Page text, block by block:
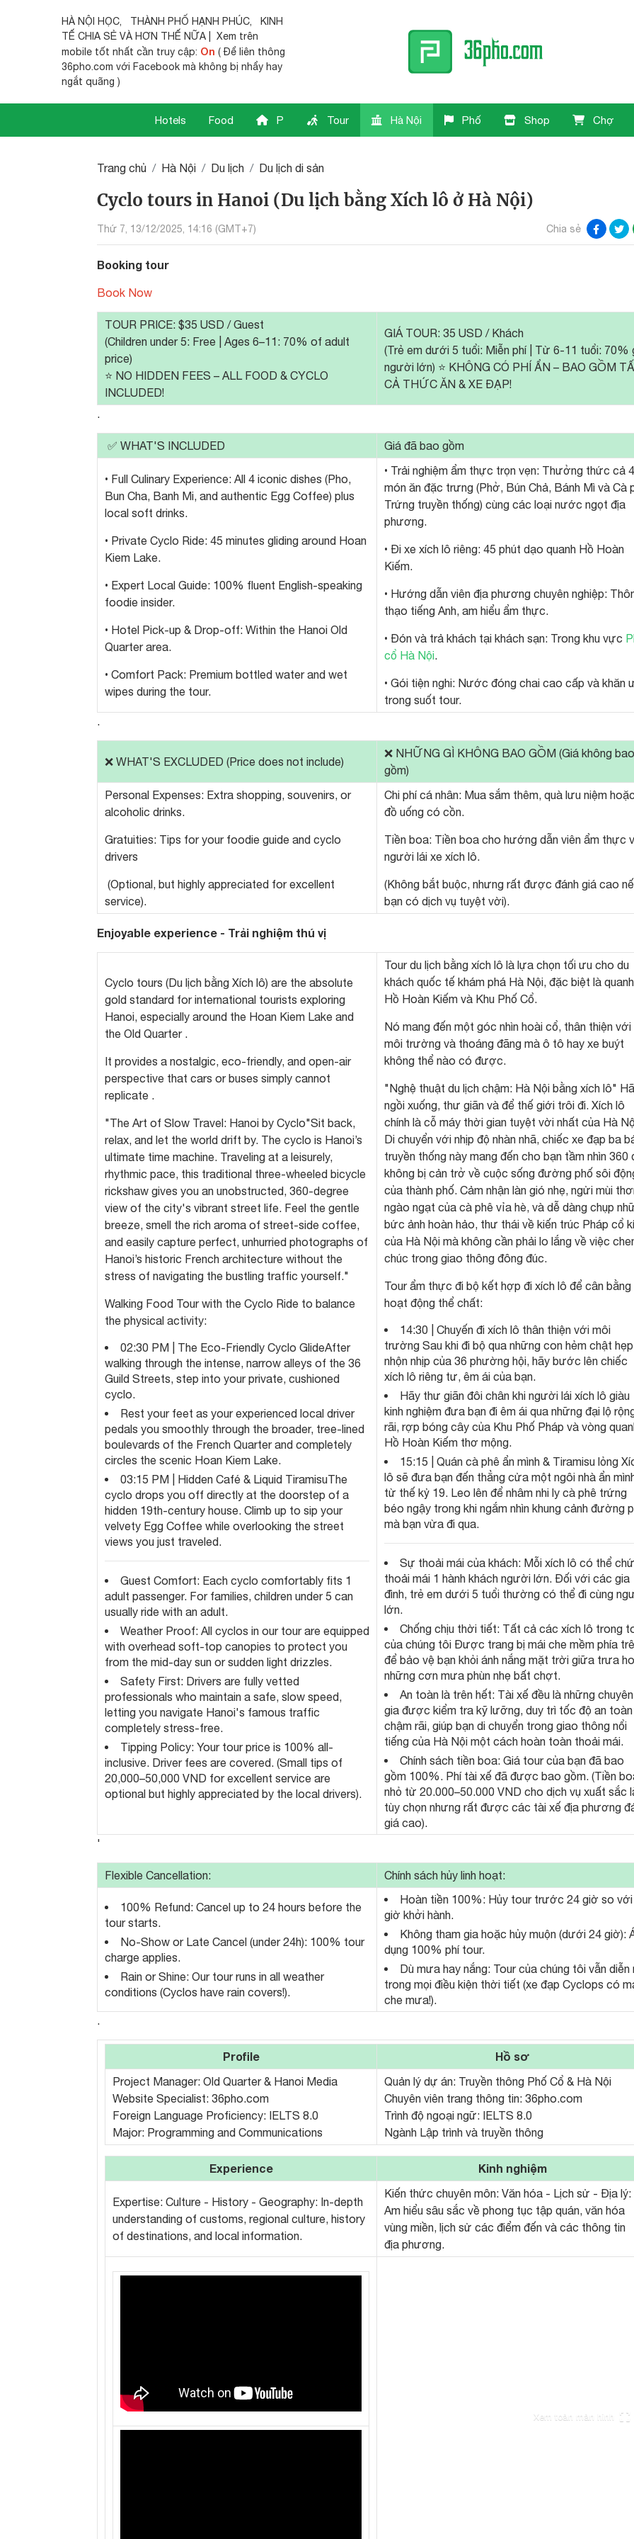
HÀ NỘI HỌC, THÀNH PHỐ HẠNH PHÚC,
KINH
TẾ CHIA SẺ VÀ HƠN THẾ NỮA | Xem trên
mobile tốt nhất cần truy cập: On ( Để liên thông
36pho.com với Facebook mà không bị nhẩy hay
ngắt quãng )
Hotels Food P Tour Hà Nội Phố Shop Chợ
Trang chủ Hà Nội Du lịch Du lịch di sản
Cyclo tours in Hanoi (Du lịch bằng Xích lô ở Hà Nội)
Thứ 7, 13/12/2025, 14:16 (GMT+7) Chia sẻ
Booking tour
Book Now
TOUR PRICE: $35 USD / Guest
(Children under 5: Free | Ages 6–11: 70% of adult
price)
⭐️ NO HIDDEN FEES – ALL FOOD & CYCLO
INCLUDED!
GIÁ TOUR: 35 USD / Khách
(Trẻ em dưới 5 tuổi: Miễn phí | Từ 6-11 tuổi: 70%
người lớn) ⭐️ KHÔNG CÓ PHÍ ẨN – BAO GỒM
CẢ THỨC ĂN & XE ĐẠP!
.
✅ WHAT'S INCLUDED Giá đã bao gồm
• Full Culinary Experience: All 4 iconic dishes (Pho,
Bun Cha, Banh Mi, and authentic Egg Coffee) plus
local soft drinks.
• Private Cyclo Ride: 45 minutes gliding around Hoan
Kiem Lake.
• Expert Local Guide: 100% fluent English-speaking
foodie insider.
• Hotel Pick-up & Drop-off: Within the Hanoi Old
Quarter area.
• Comfort Pack: Premium bottled water and wet
wipes during the tour.
• Trải nghiệm ẩm thực trọn vẹn: Thưởng thức cả 4
món ăn đặc trưng (Phở, Bún Chả, Bánh Mì và Cà
Trứng truyền thống) cùng các loại nước ngọt địa
phương.
• Đi xe xích lô riêng: 45 phút dạo quanh Hồ Hoàn
Kiếm.
• Hướng dẫn viên địa phương chuyên nghiệp:
thạo tiếng Anh, am hiểu ẩm thực.
• Đón và trả khách tại khách sạn: Trong khu vực
cổ Hà Nội.
• Gói tiện nghi: Nước đóng chai cao cấp và khăn
trong suốt tour.
.
❌ WHAT'S EXCLUDED (Price does not include)
❌ NHỮNG GÌ KHÔNG BAO GỒM (Giá không bao
gồm)
Personal Expenses: Extra shopping, souvenirs, or
alcoholic drinks.
Gratuities: Tips for your foodie guide and cyclo
drivers
(Optional, but highly appreciated for excellent
service).
Chi phí cá nhân: Mua sắm thêm, quà lưu niệm hoặc
đồ uống có cồn.
Tiền boa: Tiền boa cho hướng dẫn viên ẩm thực
người lái xe xích lô.
(Không bắt buộc, nhưng rất được đánh giá cao
bạn có dịch vụ tuyệt vời).
Enjoyable experience - Trải nghiệm thú vị
Cyclo tours (Du lịch bằng Xích lô) are the absolute
gold standard for international tourists exploring
Hanoi, especially around the Hoan Kiem Lake and
the Old Quarter .
It provides a nostalgic, eco-friendly, and open-air
perspective that cars or buses simply cannot
replicate .
"The Art of Slow Travel: Hanoi by Cyclo"Sit back,
relax, and let the world drift by. The cyclo is Hanoi’s
ultimate time machine. Traveling at a leisurely,
rhythmic pace, this traditional three-wheeled bicycle
rickshaw gives you an unobstructed, 360-degree
view of the city's vibrant street life. Feel the gentle
breeze, smell the rich aroma of street-side coffee,
and easily capture perfect, unhurried photographs of
Hanoi’s historic French architecture without the
stress of navigating the bustling traffic yourself."
Walking Food Tour with the Cyclo Ride to balance
the physical activity:
02:30 PM | The Eco-Friendly Cyclo GlideAfter
walking through the intense, narrow alleys of the 36
Guild Streets, step into your private, cushioned
cyclo.
Rest your feet as your experienced local driver
pedals you smoothly through the broader, tree-lined
boulevards of the French Quarter and completely
circles the scenic Hoan Kiem Lake.
03:15 PM | Hidden Café & Liquid TiramisuThe
cyclo drops you off directly at the doorstep of a
hidden 19th-century house. Climb up to sip your
velvety Egg Coffee while overlooking the street
views you just traveled.
Guest Comfort: Each cyclo comfortably fits 1
adult passenger. For families, children under 5 can
usually ride with an adult.
Weather Proof: All cyclos in our tour are equipped
with overhead soft-top canopies to protect you
from the mid-day sun or sudden light drizzles.
Safety First: Drivers are fully vetted
professionals who maintain a safe, slow speed,
letting you navigate Hanoi's famous traffic
completely stress-free.
Tipping Policy: Your tour price is 100% all-
inclusive. Driver fees are covered. (Small tips of
20,000–50,000 VND for excellent service are
optional but highly appreciated by the local drivers).
Tour du lịch bằng xích lô là lựa chọn tối ưu cho du
khách quốc tế khám phá Hà Nội, đặc biệt là quanh
Hồ Hoàn Kiếm và Khu Phố Cổ.
Nó mang đến một góc nhìn hoài cổ, thân thiện với
môi trường và thoáng đãng mà ô tô hay xe buýt
không thể nào có được.
"Nghệ thuật du lịch chậm: Hà Nội bằng xích lô"
ngồi xuống, thư giãn và để thế giới trôi đi. Xích lô
chính là cỗ máy thời gian tuyệt vời nhất của Hà
Di chuyển với nhịp độ nhàn nhã, chiếc xe đạp ba
truyền thống này mang đến cho bạn tầm nhìn 360
không bị cản trở về cuộc sống đường phố sôi
của thành phố. Cảm nhận làn gió nhẹ, ngửi mùi
ngào ngạt của cà phê vỉa hè, và dễ dàng chụp
bức ảnh hoàn hảo, thư thái về kiến ​​trúc Pháp cổ
của Hà Nội mà không cần phải lo lắng về việc
chúc trong giao thông đông đúc.
Tour ẩm thực đi bộ kết hợp đi xích lô để cân bằng
hoạt động thể chất:
14:30 | Chuyến đi xích lô thân thiện với môi
trường Sau khi đi bộ qua những con hẻm chật
nhộn nhịp của 36 phường hội, hãy bước lên chiếc
xích lô riêng tư, êm ái của bạn.
Hãy thư giãn đôi chân khi người lái xích lô giàu
kinh nghiệm đưa bạn đi êm ái qua những đại lộ
rãi, rợp bóng cây của Khu Phố Pháp và vòng
Hồ Hoàn Kiếm thơ mộng.
15:15 | Quán cà phê ẩn mình & Tiramisu lỏng
lô sẽ đưa bạn đến thẳng cửa một ngôi nhà ẩn
từ thế kỷ 19. Leo lên để nhâm nhi ly cà phê trứng
béo ngậy trong khi ngắm nhìn khung cảnh đường
mà bạn vừa đi qua.
Sự thoải mái của khách: Mỗi xích lô có thể
thoải mái 1 hành khách người lớn. Đối với các gia
đình, trẻ em dưới 5 tuổi thường có thể đi cùng
lớn.
Chống chịu thời tiết: Tất cả các xích lô trong
của chúng tôi Được trang bị mái che mềm phía
để bảo vệ bạn khỏi ánh nắng mặt trời giữa trưa
những cơn mưa phùn nhẹ bất chợt.
An toàn là trên hết: Tài xế đều là những chuyên
gia được kiểm tra kỹ lưỡng, duy trì tốc độ an
chậm rãi, giúp bạn di chuyển trong giao thông nổi
tiếng của Hà Nội một cách hoàn toàn thoải mái.
Chính sách tiền boa: Giá tour của bạn đã bao
gồm 100%. Phí tài xế đã được bao gồm. (Tiền
nhỏ từ 20.000–50.000 VND cho dịch vụ xuất sắc
tùy chọn nhưng rất được các tài xế địa phương
giá cao).
'
Flexible Cancellation: Chính sách hủy linh hoạt:
100% Refund: Cancel up to 24 hours before the
tour starts.
No-Show or Late Cancel (under 24h): 100% tour
charge applies.
Rain or Shine: Our tour runs in all weather
conditions (Cyclos have rain covers!).
Hoàn tiền 100%: Hủy tour trước 24 giờ so với
giờ khởi hành.
Không tham gia hoặc hủy muộn (dưới 24 giờ):
dụng 100% phí tour.
Dù mưa hay nắng: Tour của chúng tôi vẫn diễn
trong mọi điều kiện thời tiết (xe đạp Cyclops có
che mưa!).
.
Profile Hồ sơ
Project Manager: Old Quarter & Hanoi Media
Website Specialist: 36pho.com
Foreign Language Proficiency: IELTS 8.0
Major: Programming and Communications
Quản lý dự án: Truyền thông Phố Cổ & Hà Nội
Chuyên viên trang thông tin: 36pho.com
Trình độ ngoại ngữ: IELTS 8.0
Ngành Lập trình và truyền thông
Experience Kinh nghiệm
Expertise: Culture - History - Geography: In-depth
understanding of customs, regional culture, history
of destinations, and local information.
Kiến thức chuyên môn: Văn hóa - Lịch sử - Địa lý:
Am hiểu sâu sắc về phong tục tập quán, văn hóa
vùng miền, lịch sử các điểm đến và các thông tin
địa phương.
Xem toàn màn hình